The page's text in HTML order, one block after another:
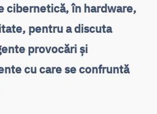
cibernetică, în hardware,
pentru a discuta
provocări și
cu care se confruntă